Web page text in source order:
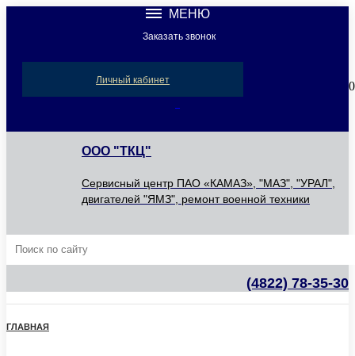
МЕНЮ
Компания
Сервис
Заказать звонок
Личный кабинет
ООО "ТКЦ"
Сервисный центр ПАО «КАМАЗ», "МАЗ", "УРАЛ",
двигателей "ЯМЗ", ремонт военной техники
(4822) 78-35-30
0
ГЛАВНАЯ